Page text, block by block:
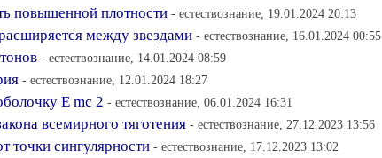
повышенной плотности - естествознание, 19.01.2024 20:13
между звездами - естествознание, 16.01.2024 00:55
- естествознание, 14.01.2024 08:59
- естествознание, 12.01.2024 18:27
E mс 2 - естествознание, 06.01.2024 16:31
всемирного тяготения - естествознание, 27.12.2023 13:56
точки сингулярности - естествознание, 17.12.2023 13:02